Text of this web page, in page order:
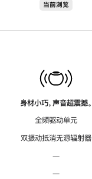
当前浏览
身材小巧，声音超震撼。
全频驱动单元
双振动抵消无源辐射器
—
—